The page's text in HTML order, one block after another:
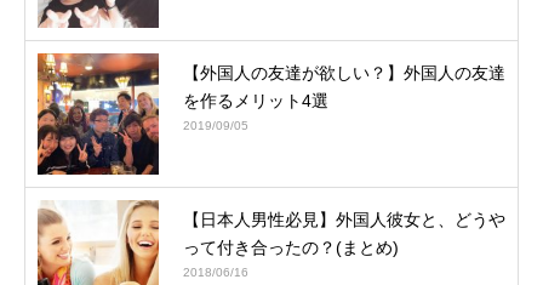
【外国人の友達が欲しい？】外国人の友達
を作るメリット4選
2019/09/05
【日本人男性必見】外国人彼女と、どうや
って付き合ったの？(まとめ)
2018/06/16